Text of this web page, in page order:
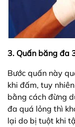
3. Quấn băng đa
Bước quấn này
khi đấm, tuy
bằng cách đừng
đa quá lỏng thì
lại do bị tuột khi